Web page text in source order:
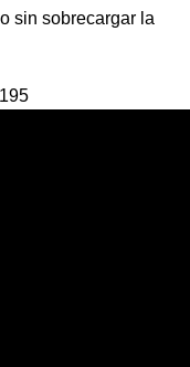
sin sobrecargar la